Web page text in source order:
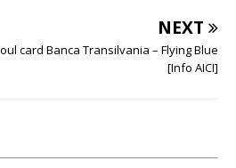
NEXT
card Banca Transilvania – Flying Blue
[Info AICI]